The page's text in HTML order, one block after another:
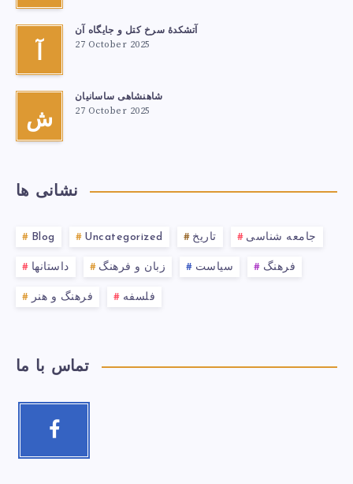
آ
آتشكدهٔ سرخ‌ کتل و جایگاه آن
27 October 2025
ش
شاهنشاهی ساسانیان
27 October 2025
نشانی ها
Blog Uncategorized تاریخ جامعه شناسی
داستانها زبان و فرهنگ سیاست فرهنگ
فرهنگ و هنر فلسفه
تماس با ما